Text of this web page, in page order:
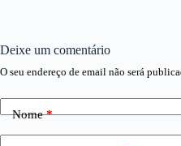
Deixe um comentário
O seu endereço de email não será
Nome*